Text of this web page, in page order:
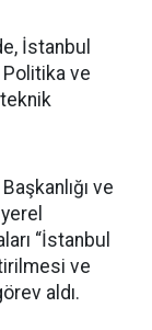
İstanbul
ve
ve
“İstanbul
ve
aldı.